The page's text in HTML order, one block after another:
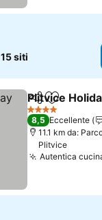
15 siti
CondividiAggiungi
Plitvice
4 Stelle
8,5 Eccellente
11.1 km da:
Plitvice
Autentica